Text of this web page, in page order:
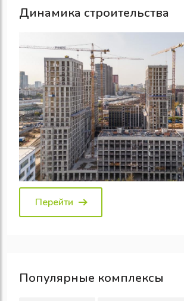
Динамика строительства
Перейти
Популярные комплексы